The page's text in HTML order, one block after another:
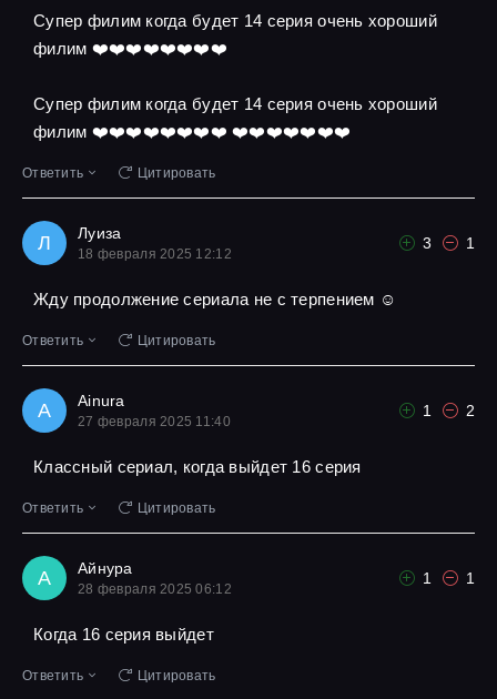
Супер филим когда будет 14 серия очень хороший
филим ❤️❤️❤️❤️❤️❤️❤️❤️
Супер филим когда будет 14 серия очень хороший
филим ❤️❤️❤️❤️❤️❤️❤️❤️ ❤️❤️❤️❤️❤️❤️❤️
Ответить Цитировать
Л Луиза
18 февраля 2025 12:12
3 1
Жду продолжение сериала не с терпением ☺
Ответить Цитировать
A Ainura
27 февраля 2025 11:40
1 2
Классный сериал, когда выйдет 16 серия
Ответить Цитировать
А Айнура
28 февраля 2025 06:12
1 1
Когда 16 серия выйдет
Ответить Цитировать